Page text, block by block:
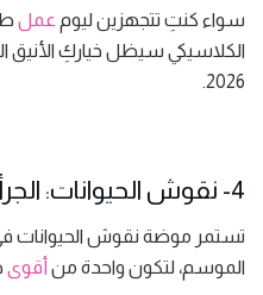
سواء كنتِ تتجهزين ليوم عمل
الكلاسيكي سيظل خياركِ الأنيق
2026.
4- نقوش الحيوانات: الجرأة بأسلوب أنثوي
تستمر موضة نقوش الحيوانات
الموسم، لتكون واحدة من أقوى